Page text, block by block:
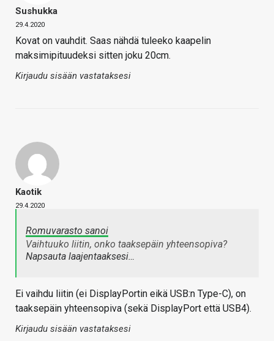
Sushukka
29.4.2020
Kovat on vauhdit. Saas nähdä tuleeko kaapelin
maksimipituudeksi sitten joku 20cm.
Kirjaudu sisään vastataksesi
Kaotik
29.4.2020
Romuvarasto sanoi
Vaihtuuko liitin, onko taaksepäin yhteensopiva?
Napsauta laajentaaksesi…
Ei vaihdu liitin (ei DisplayPortin eikä USB:n Type-C), on
taaksepäin yhteensopiva (sekä DisplayPort että USB4).
Kirjaudu sisään vastataksesi